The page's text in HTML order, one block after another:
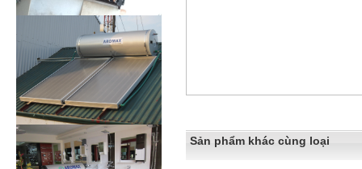
Sản phẩm khác cùng loại